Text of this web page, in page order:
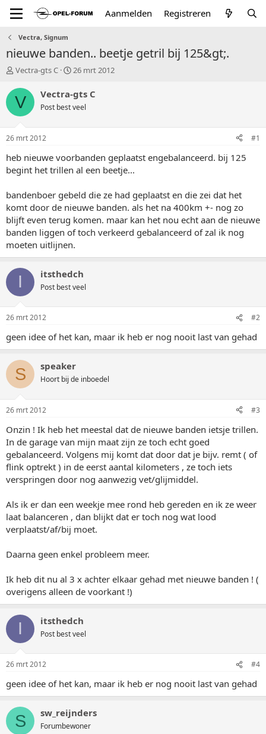
Aanmelden Registreren
Vectra, Signum
nieuwe banden.. beetje getril bij 125&gt;.
T
p
i
a
r
e
Vectra-gts C
S
a
r
t
u
26 mrt 2012
V Vectra-gts C
Post best veel
26 mrt 2012 #1
heb nieuwe voorbanden geplaatst engebalanceerd. bij 125
begint het trillen al een beetje...
bandenboer gebeld die ze had geplaatst en die zei dat het
komt door de nieuwe banden. als het na 400km +- nog zo
blijft even terug komen. maar kan het nou echt aan de nieuwe
banden liggen of toch verkeerd gebalanceerd of zal ik nog
moeten uitlijnen.
I itsthedch
Post best veel
26 mrt 2012 #2
geen idee of het kan, maar ik heb er nog nooit last van gehad
S speaker
Hoort bij de inboedel
26 mrt 2012 #3
Onzin ! Ik heb het meestal dat de nieuwe banden ietsje trillen.
In de garage van mijn maat zijn ze toch echt goed
gebalanceerd. Volgens mij komt dat door dat je bijv. remt ( of
flink optrekt ) in de eerst aantal kilometers , ze toch iets
verspringen door nog aanwezig vet/glijmiddel.
Als ik er dan een weekje mee rond heb gereden en ik ze weer
laat balanceren , dan blijkt dat er toch nog wat lood
verplaatst/af/bij moet.
Daarna geen enkel probleem meer.
Ik heb dit nu al 3 x achter elkaar gehad met nieuwe banden ! (
overigens alleen de voorkant !)
I itsthedch
Post best veel
26 mrt 2012 #4
geen idee of het kan, maar ik heb er nog nooit last van gehad
S sw_reijnders
Forumbewoner